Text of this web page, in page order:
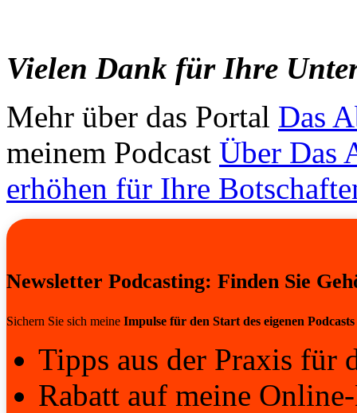
Vielen Dank für Ihre
Mehr über das Portal Das
meinem Podcast Über Das
erhöhen für Ihre
Newsletter Podcasting: Finden Sie
Sichern Sie sich meine Impulse für den Start des eigenen
Tipps aus der Praxis für
Rabatt auf meine